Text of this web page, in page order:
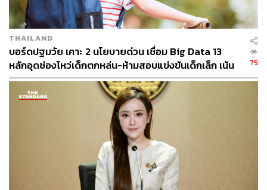
THAILAND
บอร์ดปฐมวัย เคาะ 2 นโยบายด่วน เชื่อม Big Data 13
หลักอุดช่องโหว่เด็กตกหล่น-ห้ามสอบแข่งขันเด็กเล็ก เน้น
เรียนรู้ผ่านการเล่น
75